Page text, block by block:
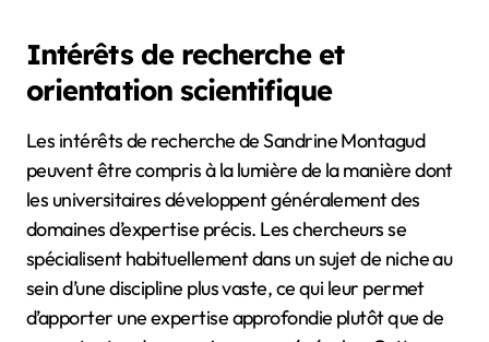
Intérêts de recherche et
orientation scientifique
Les intérêts de recherche de Sandrine Montagud
peuvent être compris à la lumière de la manière dont
les universitaires développent généralement des
domaines d’expertise précis. Les chercheurs se
spécialisent habituellement dans un sujet de niche au
sein d’une discipline plus vaste, ce qui leur permet
d’apporter une expertise approfondie plutôt que de